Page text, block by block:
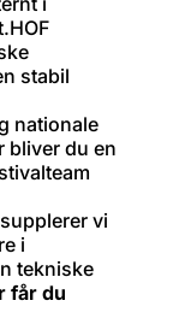
stabil
nationale
bliver du en
vi
i
tekniske
får du